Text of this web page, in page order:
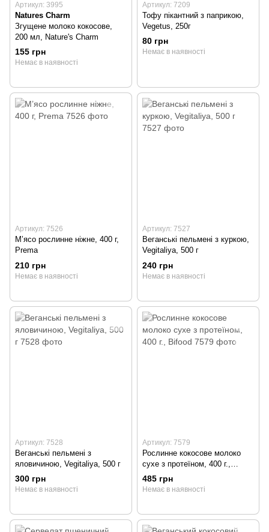
Артикул: 3995
Natures Charm
Згущене молоко кокосове,
200 мл, Nature's Charm
155 грн
Немає в наявності
Артикул: 7209
Тофу пікантний з паприкою,
Vegetus, 250г
80 грн
Немає в наявності
Артикул: 7526
М’ясо рослинне ніжне, 400 г,
Prema
210 грн
Немає в наявності
Артикул: 7527
Веганські пельмені з куркою,
Vegitaliya, 500 г
240 грн
Немає в наявності
Артикул: 7528
Веганські пельмені з
яловичиною, Vegitaliya, 500 г
300 грн
Немає в наявності
Артикул: 7579
Рослинне кокосове молоко
сухе з протеїном, 400 г.,
Bifood
485 грн
Немає в наявності